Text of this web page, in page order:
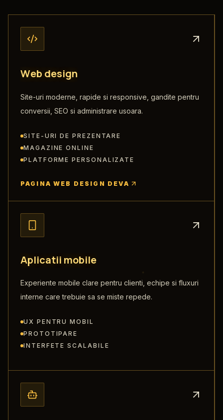
Web design
Site-uri moderne, rapide si responsive, gandite pentru
conversii, SEO si administrare usoara.
SITE-URI DE PREZENTARE
MAGAZINE ONLINE
PLATFORME PERSONALIZATE
PAGINA WEB DESIGN DEVA
Aplicatii mobile
Experiente mobile clare pentru clienti, echipe si fluxuri
interne care trebuie sa se miste repede.
UX PENTRU MOBIL
PROTOTIPARE
INTERFETE SCALABILE